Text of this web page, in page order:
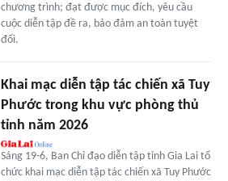
chương trình; đạt được mục đích, yêu cầu
cuộc diễn tập đề ra, bảo đảm an toàn tuyệt
đối.
Khai mạc diễn tập tác chiến xã Tuy
Phước trong khu vực phòng thủ
tỉnh năm 2026
Sáng 19-6, Ban Chỉ đạo diễn tập tỉnh Gia Lai tổ
chức khai mạc diễn tập tác chiến xã Tuy Phước